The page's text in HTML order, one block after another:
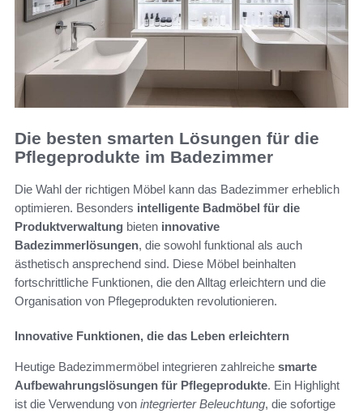
Die besten smarten Lösungen für die
Pflegeprodukte im Badezimmer
Die Wahl der richtigen Möbel kann das Badezimmer erheblich
optimieren. Besonders intelligente Badmöbel für die
Produktverwaltung bieten innovative
Badezimmerlösungen, die sowohl funktional als auch
ästhetisch ansprechend sind. Diese Möbel beinhalten
fortschrittliche Funktionen, die den Alltag erleichtern und die
Organisation von Pflegeprodukten revolutionieren.
Innovative Funktionen, die das Leben erleichtern
Heutige Badezimmermöbel integrieren zahlreiche smarte
Aufbewahrungslösungen für Pflegeprodukte. Ein Highlight
ist die Verwendung von integrierter Beleuchtung, die sofortige